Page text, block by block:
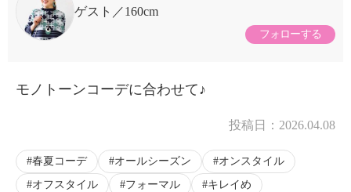
ゲスト
160cm
フォローする
モノトーンコーデに合わせて♪
投稿日： 2026.04.08
春夏コーデ オールシーズン
オンスタイル
オフスタイル
フォーマル
キレイめ